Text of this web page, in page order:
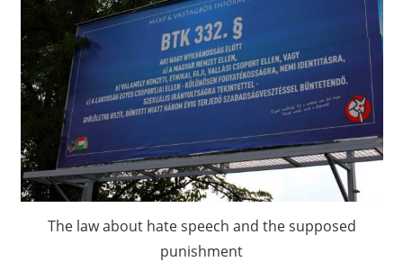
The law about hate speech and the supposed
punishment